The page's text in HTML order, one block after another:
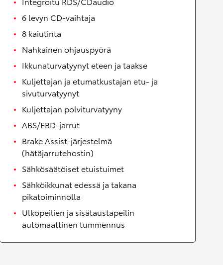
6 levyn CD-vaihtaja
8 kaiutinta
Nahkainen ohjauspyörä
Ikkunaturvatyynyt eteen ja taakse
Kuljettajan ja etumatkustajan etu- ja
sivuturvatyynyt
Kuljettajan polviturvatyyny
ABS/EBD-jarrut
Brake Assist-järjestelmä
(hätäjarrutehostin)
Sähkösäätöiset etuistuimet
Sähköikkunat edessä ja takana
pikatoiminnolla
Ulkopeilien ja sisätaustapeilin
automaattinen tummennus